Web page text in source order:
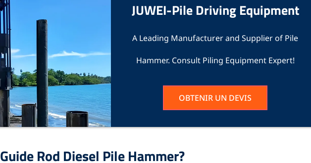
JUWEI-Pile Driving Equipment
A Leading Manufacturer and Supplier of Pile
Hammer. Consult Piling Equipment Expert!
OBTENIR UN DEVIS
Guide Rod Diesel Pile Hammer?